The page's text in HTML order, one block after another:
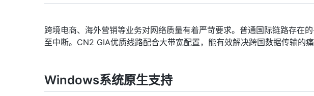
跨境电商、海外营销等业务对网络质量有着严苛要求。普通国际链路存在
至中断。CN2 GIA优质线路配合大带宽配置，能有效解决跨国数据传输的痛
Windows系统原生支持